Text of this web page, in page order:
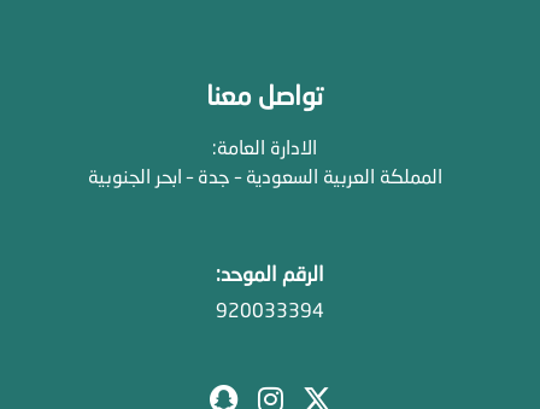
تواصل معنا
الادارة العامة:
المملكة العربية السعودية – جدة – ابحر الجنوبية
الرقم الموحد:
920033394